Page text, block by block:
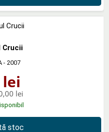
Crucii
- 2007
lei
lei
stoc